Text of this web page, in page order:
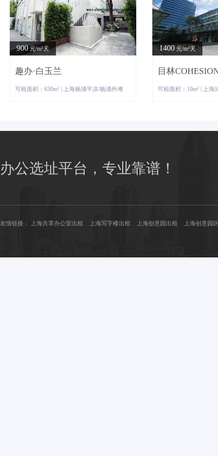
900 元/m²天
趣办·白玉兰
可租面积：650m² | 上海杨浦平凉/杨浦外滩
1400 元/m²天
目林
可租面积：10m² | 上海
办公选址平台，专业靠谱！
友情链接： 上海共享办公室出租 上海写字楼出租 上海创意园出租 上海创意园